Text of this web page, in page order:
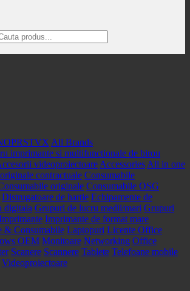
OPRSTVX All Brands
imprimante si multifunctionale de birou
videoproiectoare Accessories All in one
contractuale Consumabile
originale Consumabile OSG
Distrugatoare de hartie Echipamente de
digitala Grupuri de lucru medii/mari Grupuri
Imprimante de format mare
& Consumabile Laptopuri Licente Office
OEM Monitoare Networking Office
Scanere Scannere Tablete Telefoane mobile
Videoproiectoare